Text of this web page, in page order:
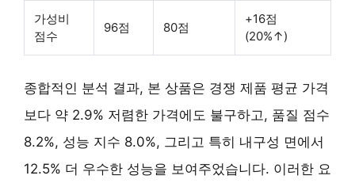
가성비
점수
96점 80점
+16점
(20%↑)
종합적인 분석 결과, 본 상품은 경쟁 제품 평균 가격
보다 약 2.9% 저렴한 가격에도 불구하고, 품질 점수
8.2%, 성능 지수 8.0%, 그리고 특히 내구성 면에서
12.5% 더 우수한 성능을 보여주었습니다. 이러한 요